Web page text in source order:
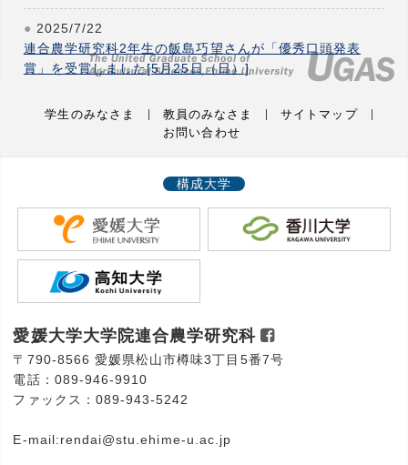
2025/7/22
連合農学研究科2年生の飯島巧望さんが「優秀口頭発表
賞」を受賞しました[5月25日（日）]
学生のみなさま 教員のみなさま
サイトマップ
お問い合わせ
構成大学
愛媛大学大学院連合農学研究科
〒790-8566 愛媛県松山市樽味3丁目5番7号
電話：089-946-9910
ファックス：089-943-5242
E-mail:rendai@stu.ehime-u.ac.jp